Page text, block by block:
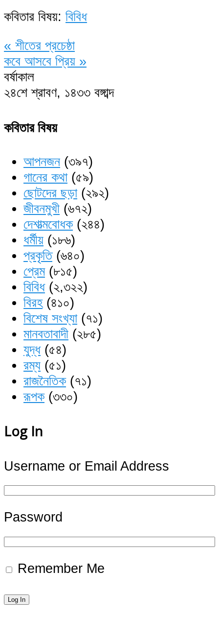
কবিতার বিষয়: বিবিধ
« শীতের প্রচেষ্ঠা
কবে আসবে প্রিয় »
বর্ষাকাল
২৪শে শ্রাবণ, ১৪৩৩ বঙ্গাব্দ
কবিতার বিষয়
আপনজন (৩৯৭)
গানের কথা(৫৯)
ছোটদের ছড়া(২৯২)
জীবনমুখী (৬৭২)
দেশাত্মবোধক(২৪৪)
ধর্মীয় (১৮৬)
প্রকৃতি(৬৪০)
প্রেম(৮১৫)
বিবিধ(২,৩২২)
বিরহ(৪১০)
বিশেষ সংখ্যা(৭১)
মানবতাবাদী (২৮৫)
যুদ্ধ(৫৪)
রম্য (৫১)
রাজনৈতিক(৭১)
রূপক(৩৩০)
Log In
Username or Email Address
Password
Remember Me
Log In